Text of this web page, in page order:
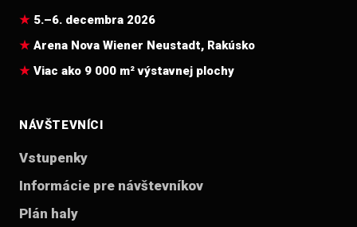
5.–6. decembra 2026
Arena Nova Wiener Neustadt, Rakúsko
Viac ako 9 000 m² výstavnej plochy
NÁVŠTEVNÍCI
Vstupenky
Informácie pre návštevníkov
Plán haly